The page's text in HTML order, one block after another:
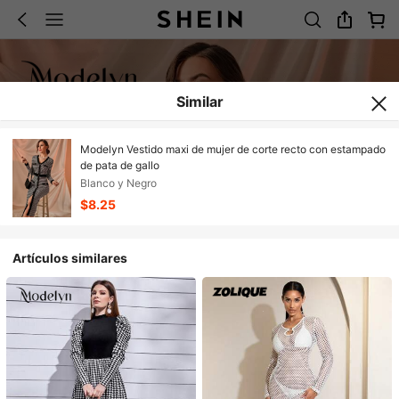
Similar
Modelyn Vestido maxi de mujer de corte recto con estampado
de pata de gallo
Blanco y Negro
$8.25
Artículos similares